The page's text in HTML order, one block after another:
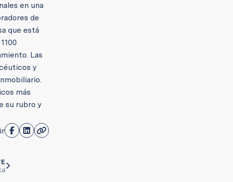
en una
de
que está
Las
y
más
su rubro y